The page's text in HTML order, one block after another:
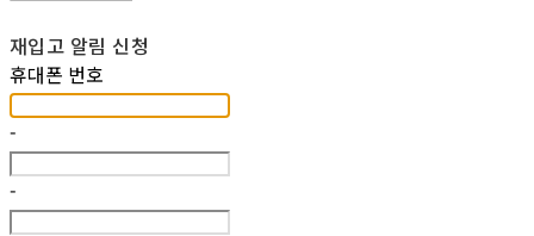
재입고 알림 신청
휴대폰 번호
-
-